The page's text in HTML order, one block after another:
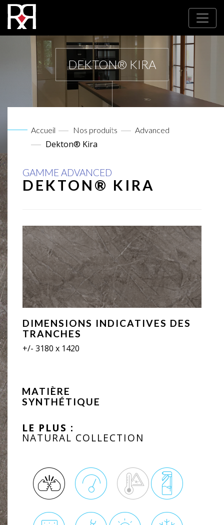
DEKTON® KIRA
Accueil Nos produits Advanced
Dekton® Kira
MATIÈRE
SYNTHÉTIQUE
LE PLUS :
NATURAL COLLECTION
GAMME ADVANCED
DEKTON® KIRA
DIMENSIONS INDICATIVES DES
TRANCHES
+/- 3180 x 1420